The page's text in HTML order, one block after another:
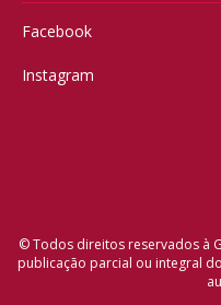
Facebook
Instagram
© Todos direitos reservados à
publicação parcial ou integral